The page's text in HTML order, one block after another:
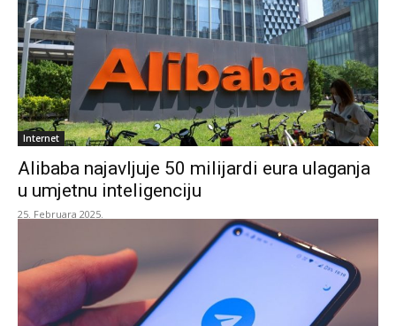
Internet
Alibaba najavljuje 50 milijardi eura ulaganja
u umjetnu inteligenciju
25. Februara 2025.